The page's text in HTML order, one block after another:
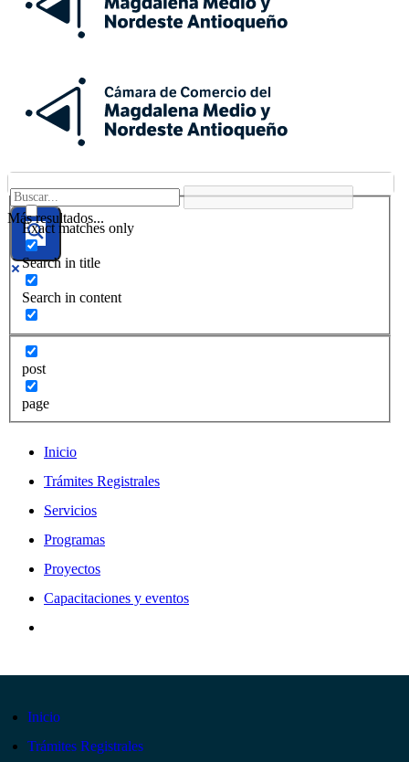
Más resultados...
Exact matches only
Search in title
Search in content
post
page
Inicio
Trámites Registrales
Servicios
Programas
Proyectos
Capacitaciones y eventos
Inicio
Trámites Registrales